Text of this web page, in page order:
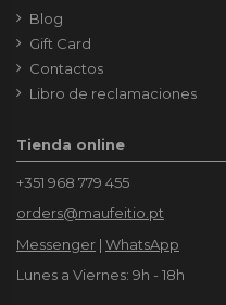
Blog
Gift Card
Contactos
Libro de reclamaciones
Tienda online
+351 968 779 455
orders@maufeitio.pt
Messenger | WhatsApp
Lunes a Viernes: 9h - 18h